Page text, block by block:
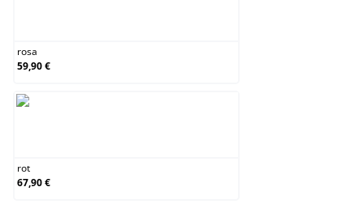
rosa
59,90 €
rot
67,90 €